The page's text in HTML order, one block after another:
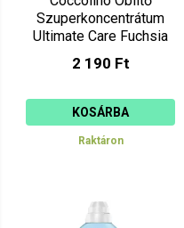
Szuperkoncentrátum
Ultimate Care Fuchsia
Passion 870ml
2 190 Ft
KOSÁRBA
Raktáron